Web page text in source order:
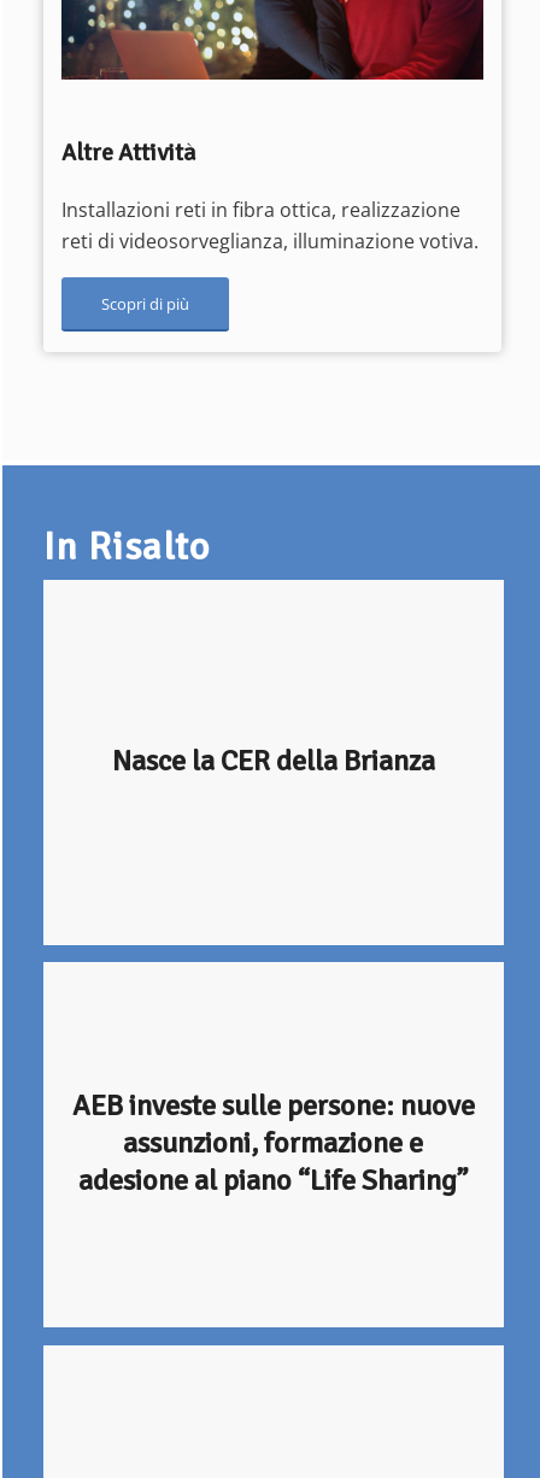
Altre Attività
Installazioni reti in fibra ottica, realizzazione
reti di videosorveglianza, illuminazione votiva.
Scopri di più
In Risalto
Nasce la CER della Brianza
AEB investe sulle persone: nuove
assunzioni, formazione e
adesione al piano “Life Sharing”